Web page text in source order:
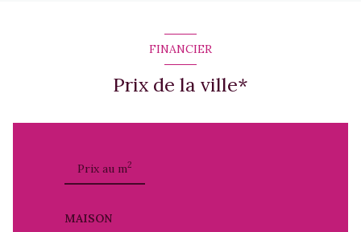
FINANCIER
Prix de la ville*
Prix au m2
MAISON